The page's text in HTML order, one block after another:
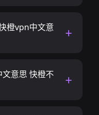
橙vpn中文意
意思 快橙不